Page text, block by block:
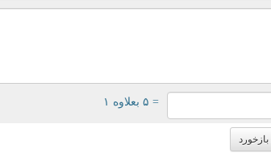
= ۵ بعلاوه ۱